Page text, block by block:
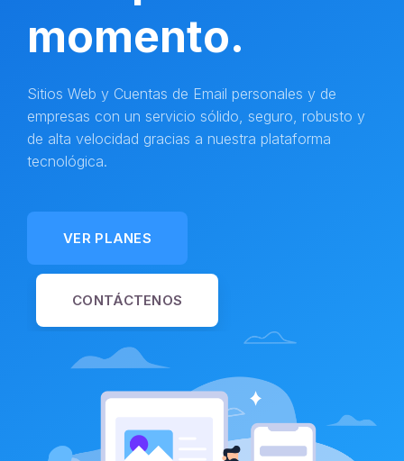
momento.
Sitios Web y Cuentas de Email personales y de
empresas con un servicio sólido, seguro, robusto y
de alta velocidad gracias a nuestra plataforma
tecnológica.
VER PLANES
CONTÁCTENOS